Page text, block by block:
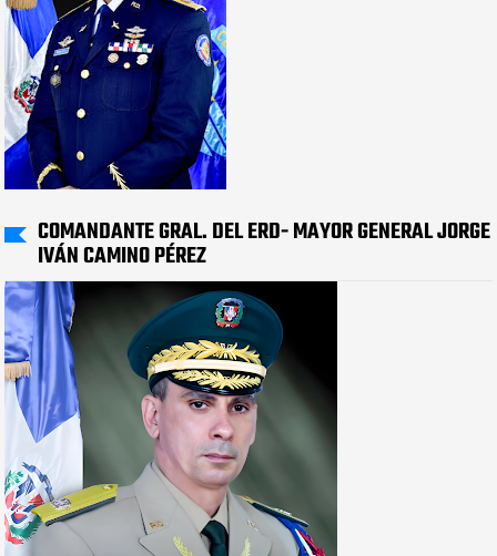
COMANDANTE GRAL. DEL ERD- MAYOR GENERAL JORGE
IVÁN CAMINO PÉREZ